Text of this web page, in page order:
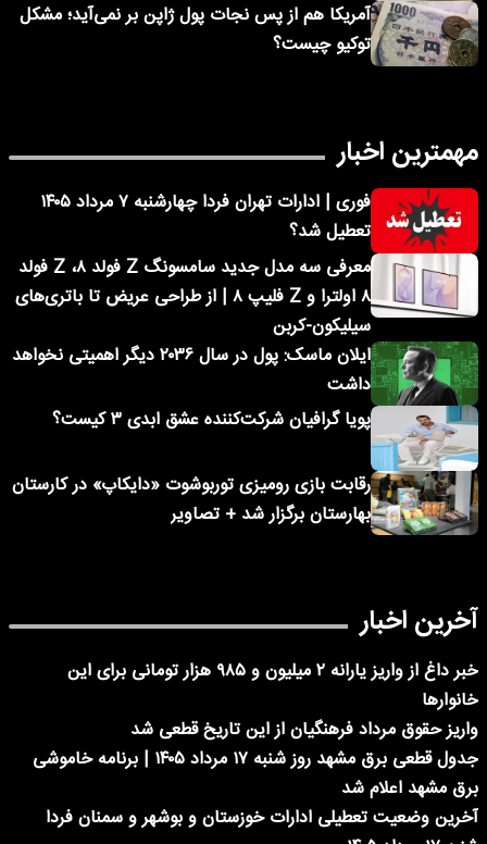
آمریکا هم از پس نجات پول ژاپن بر نمی‌آید؛ مشکل
توکیو چیست؟
مهمترین اخبار
فوری | ادارات تهران فردا چهارشنبه ۷ مرداد ۱۴۰۵
تعطیل شد؟
معرفی سه مدل جدید سامسونگ Z فولد ۸، Z فولد
۸ اولترا و Z فلیپ ۸ | از طراحی عریض تا باتری‌های
سیلیکون-کربن
ایلان ماسک: پول در سال ۲۰۳۶ دیگر اهمیتی نخواهد
داشت
پویا گرافیان شرکت‌کننده عشق ابدی ۳ کیست؟
رقابت بازی رومیزی توربوشوت «دایکاپ» در کارستان
بهارستان برگزار شد + تصاویر
آخرین اخبار
خبر داغ از واریز یارانه ۲ میلیون و ۹۸۵ هزار تومانی برای این
خانوارها
واریز حقوق مرداد فرهنگیان از این تاریخ قطعی شد
جدول قطعی برق مشهد روز شنبه ۱۷ مرداد ۱۴۰۵ | برنامه خاموشی
برق مشهد اعلام شد
آخرین وضعیت تعطیلی ادارات خوزستان و بوشهر و سمنان فردا